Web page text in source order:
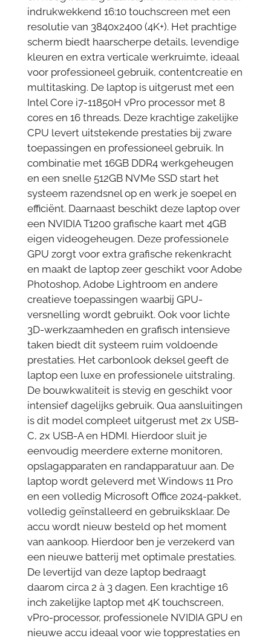
indrukwekkend 16:10 touchscreen met een
resolutie van 3840x2400 (4K+). Het prachtige
scherm biedt haarscherpe details, levendige
kleuren en extra verticale werkruimte, ideaal
voor professioneel gebruik, contentcreatie en
multitasking. De laptop is uitgerust met een
Intel Core i7-11850H vPro processor met 8
cores en 16 threads. Deze krachtige zakelijke
CPU levert uitstekende prestaties bij zware
toepassingen en professioneel gebruik. In
combinatie met 16GB DDR4 werkgeheugen
en een snelle 512GB NVMe SSD start het
systeem razendsnel op en werk je soepel en
efficiënt. Daarnaast beschikt deze laptop over
een NVIDIA T1200 grafische kaart met 4GB
eigen videogeheugen. Deze professionele
GPU zorgt voor extra grafische rekenkracht
en maakt de laptop zeer geschikt voor Adobe
Photoshop, Adobe Lightroom en andere
creatieve toepassingen waarbij GPU-
versnelling wordt gebruikt. Ook voor lichte
3D-werkzaamheden en grafisch intensieve
taken biedt dit systeem ruim voldoende
prestaties. Het carbonlook deksel geeft de
laptop een luxe en professionele uitstraling.
De bouwkwaliteit is stevig en geschikt voor
intensief dagelijks gebruik. Qua aansluitingen
is dit model compleet uitgerust met 2x USB-
C, 2x USB-A en HDMI. Hierdoor sluit je
eenvoudig meerdere externe monitoren,
opslagapparaten en randapparatuur aan. De
laptop wordt geleverd met Windows 11 Pro
en een volledig Microsoft Office 2024-pakket,
volledig geïnstalleerd en gebruiksklaar. De
accu wordt nieuw besteld op het moment
van aankoop. Hierdoor ben je verzekerd van
een nieuwe batterij met optimale prestaties.
De levertijd van deze laptop bedraagt
daarom circa 2 à 3 dagen. Een krachtige 16
inch zakelijke laptop met 4K touchscreen,
vPro-processor, professionele NVIDIA GPU en
nieuwe accu ideaal voor wie topprestaties en